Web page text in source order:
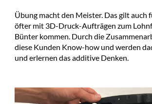
Übung macht den Meister. Das gilt auch
öfter mit 3D-Druck-Aufträgen zum
Bünter kommen. Durch die
diese Kunden Know-how und werden
und erlernen das additive Denken.